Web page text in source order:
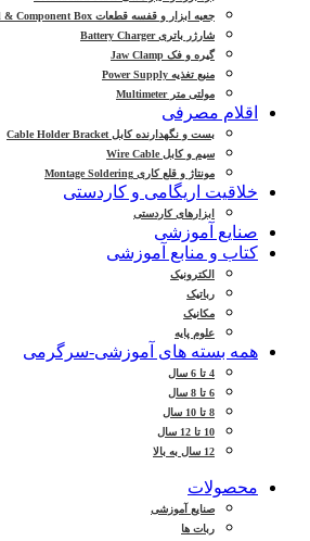
جعبه ابزار و قفسه قطعات Tool & Component Box
شارژر باتری Battery Charger
گیره و فک Jaw Clamp
منبع تغذیه Power Supply
مولتی متر Multimeter
اقلام مصرفی
بست و نگهدارنده کابل Cable Holder Bracket
سیم و کابل Wire Cable
مونتاژ و قلع کاری Montage Soldering
خلاقیت اریگامی و کاردستی
ابزارهای کاردستی
صنایع آموزشی
کتاب و منابع آموزشی
الکترونیک
رباتیک
مکانیک
علوم پایه
همه بسته های آموزشی-سرگرمی
4 تا 6 سال
6 تا 8 سال
8 تا 10 سال
10 تا 12 سال
12 سال به بالا
محصولات
صنایع آموزشی
ربات ها